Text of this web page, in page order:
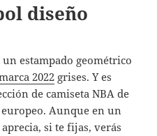
diseño
estampado geométrico
2022 grises. Y es
de camiseta NBA de
Aunque en un
si te fijas, verás